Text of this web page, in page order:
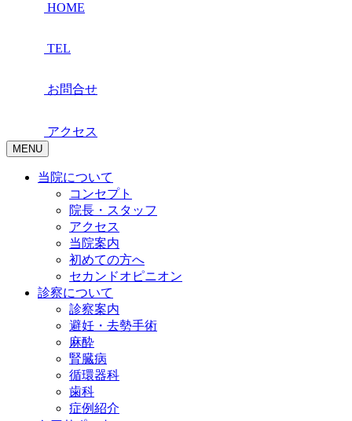
HOME
TEL
お問合せ
アクセス
MENU
当院について
コンセプト
院長・スタッフ
アクセス
当院案内
初めての方へ
セカンドオピニオン
診察について
診察案内
避妊・去勢手術
麻酔
腎臓病
循環器科
歯科
症例紹介